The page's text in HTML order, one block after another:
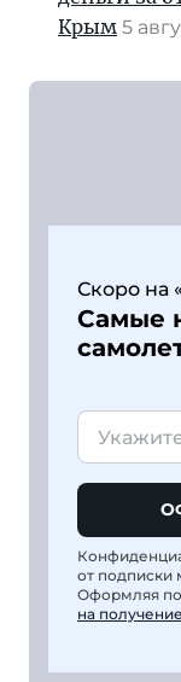
Крым 5
Скоро на
Самые
от подписки
Оформляя
на